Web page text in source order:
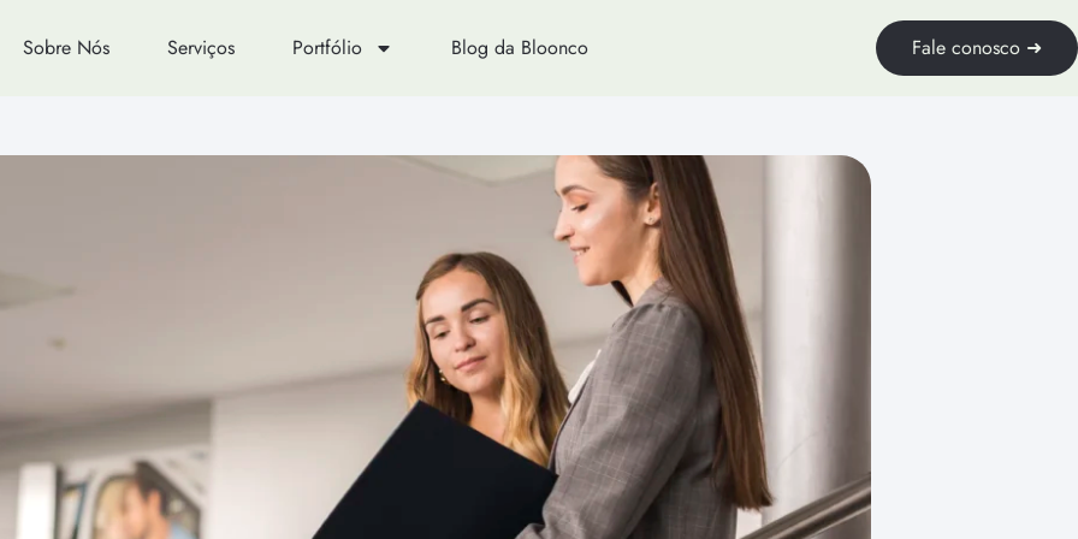
Sobre Nós Serviços Portfólio Blog da Bloonco Fale conosco ➜